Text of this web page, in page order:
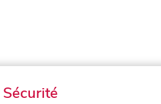
Sécurité